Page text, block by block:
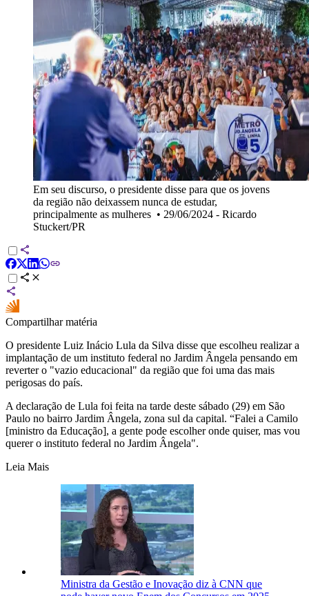
Em seu discurso, o presidente disse para que os jovens
da região não deixassem nunca de estudar,
principalmente as mulheres • 29/06/2024 - Ricardo
Stuckert/PR
Compartilhar matéria
O presidente Luiz Inácio Lula da Silva disse que escolheu realizar a
implantação de um instituto federal no Jardim Ângela pensando em
reverter o "vazio educacional" da região que foi uma das mais
perigosas do país.
A declaração de Lula foi feita na tarde deste sábado (29) em São
Paulo no bairro Jardim Ângela, zona sul da capital. “Falei a Camilo
[ministro da Educação], a gente pode escolher onde quiser, mas vou
querer o instituto federal no Jardim Ângela".
Leia Mais
Ministra da Gestão e Inovação diz à CNN que